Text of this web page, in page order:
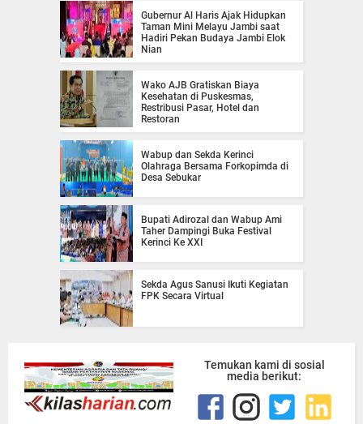
Gubernur Al Haris Ajak Hidupkan
Taman Mini Melayu Jambi saat
Hadiri Pekan Budaya Jambi Elok
Nian
Wako AJB Gratiskan Biaya
Kesehatan di Puskesmas,
Restribusi Pasar, Hotel dan
Restoran
Wabup dan Sekda Kerinci
Olahraga Bersama Forkopimda di
Desa Sebukar
Bupati Adirozal dan Wabup Ami
Taher Dampingi Buka Festival
Kerinci Ke XXI
Sekda Agus Sanusi Ikuti Kegiatan
FPK Secara Virtual
Temukan kami di sosial
media berikut: